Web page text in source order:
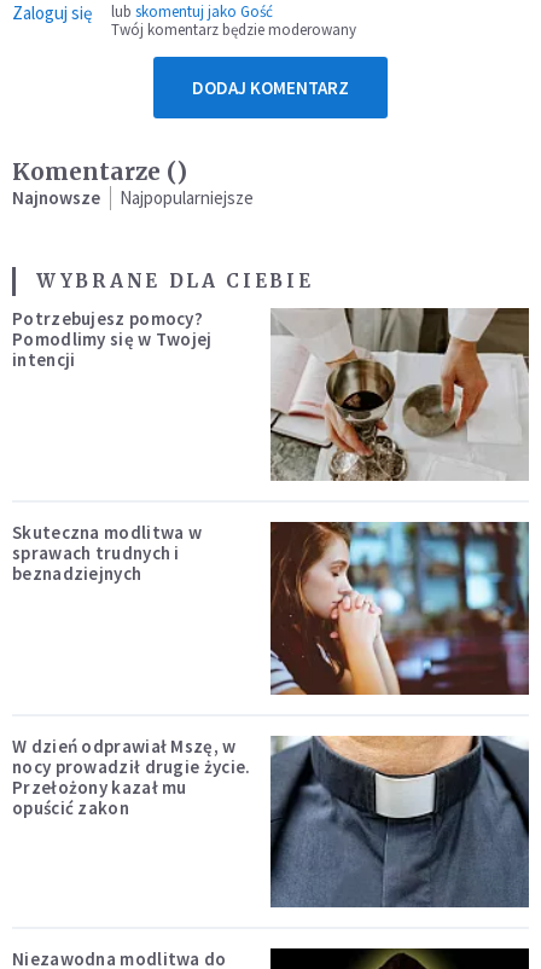
Zaloguj się lub skomentuj jako Gość
Twój komentarz będzie moderowany
DODAJ KOMENTARZ
Komentarze ()
Najnowsze Najpopularniejsze
WYBRANE DLA CIEBIE
Potrzebujesz pomocy?
Pomodlimy się w Twojej
intencji
Skuteczna modlitwa w
sprawach trudnych i
beznadziejnych
W dzień odprawiał Mszę, w
nocy prowadził drugie życie.
Przełożony kazał mu
opuścić zakon
Niezawodna modlitwa do